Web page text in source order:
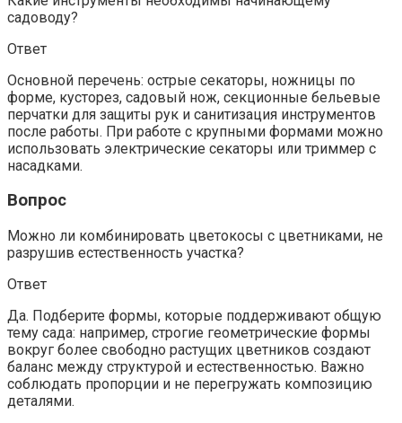
садоводу?
Ответ
Основной перечень: острые секаторы, ножницы по
форме, кусторез, садовый нож, секционные бельевые
перчатки для защиты рук и санитизация инструментов
после работы. При работе с крупными формами можно
использовать электрические секаторы или триммер с
насадками.
Вопрос
Можно ли комбинировать цветокосы с цветниками, не
разрушив естественность участка?
Ответ
Да. Подберите формы, которые поддерживают общую
тему сада: например, строгие геометрические формы
вокруг более свободно растущих цветников создают
баланс между структурой и естественностью. Важно
соблюдать пропорции и не перегружать композицию
деталями.